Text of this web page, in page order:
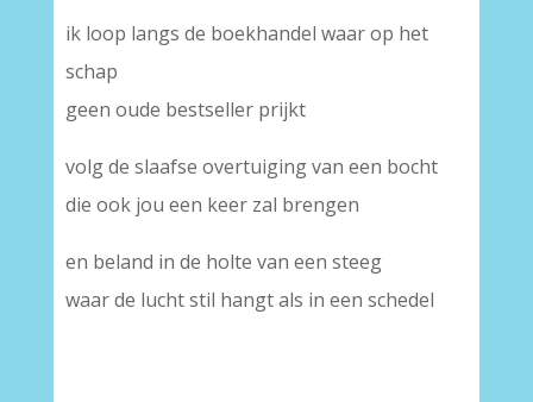
ik loop langs de boekhandel waar op het
schap
geen oude bestseller prijkt
volg de slaafse overtuiging van een bocht
die ook jou een keer zal brengen
en beland in de holte van een steeg
waar de lucht stil hangt als in een schedel